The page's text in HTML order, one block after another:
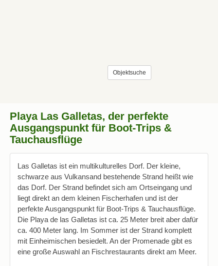
Objektsuche
Playa Las Galletas, der perfekte
Ausgangspunkt für Boot-Trips &
Tauchausflüge
Las Galletas ist ein multikulturelles Dorf. Der kleine,
schwarze aus Vulkansand bestehende Strand heißt wie
das Dorf. Der Strand befindet sich am Ortseingang und
liegt direkt an dem kleinen Fischerhafen und ist der
perfekte Ausgangspunkt für Boot-Trips & Tauchausflüge.
Die Playa de las Galletas ist ca. 25 Meter breit aber dafür
ca. 400 Meter lang. Im Sommer ist der Strand komplett
mit Einheimischen besiedelt. An der Promenade gibt es
eine große Auswahl an Fischrestaurants direkt am Meer.